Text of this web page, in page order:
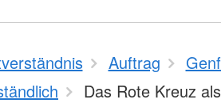
Auftrag
Das Rote Kreuz als